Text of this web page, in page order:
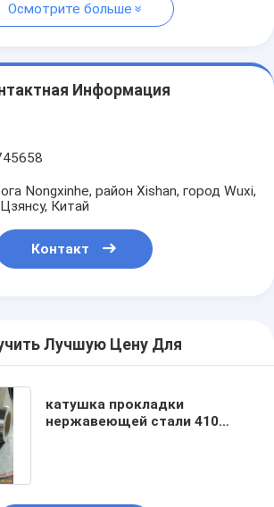
Осмотрите больше
Информация
Nongxinhe, район Xishan, город Wuxi,
Китай
Контакт
Лучшую Цену Для
катушка прокладки
нержавеющей стали 410